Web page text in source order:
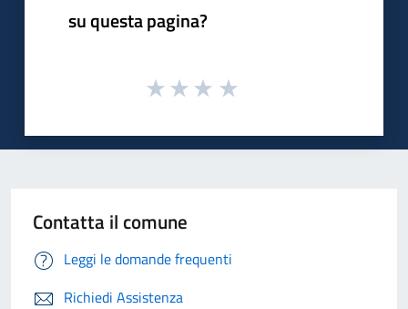
su questa pagina?
Contatta il comune
Leggi le domande frequenti
Richiedi Assistenza